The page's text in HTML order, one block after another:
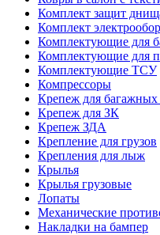
Комплект защит
Комплект
Комплектующие для
Комплектующие для
Комплектующие ТСУ
Компрессоры
Крепеж для багажных
Крепеж для ЗК
Крепеж ЗДА
Крепление для грузов
Крепления для лыж
Крылья
Крылья грузовые
Лопаты
Механические
Накладки на бампер